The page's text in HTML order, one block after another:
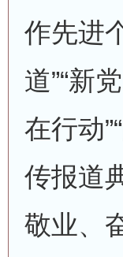
作先进
道”“新
在行动
传报道
敬业、